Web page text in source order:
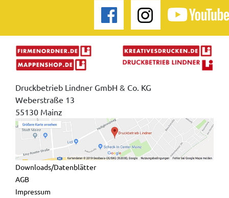
Druckbetrieb Lindner GmbH & Co. KG
Weberstraße 13
55130 Mainz
Downloads/Datenblätter
AGB
Impressum